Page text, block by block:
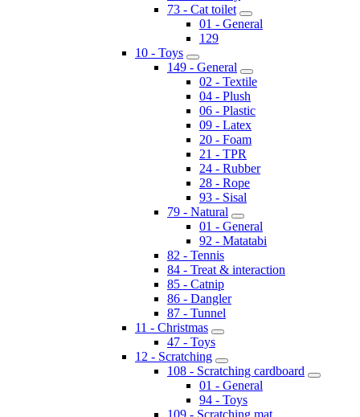
73 - Cat toilet
01 - General
129
10 - Toys
149 - General
02 - Textile
04 - Plush
06 - Plastic
09 - Latex
20 - Foam
21 - TPR
24 - Rubber
28 - Rope
93 - Sisal
79 - Natural
01 - General
92 - Matatabi
82 - Tennis
84 - Treat & interaction
85 - Catnip
86 - Dangler
87 - Tunnel
11 - Christmas
47 - Toys
12 - Scratching
108 - Scratching cardboard
01 - General
94 - Toys
109 - Scratching mat